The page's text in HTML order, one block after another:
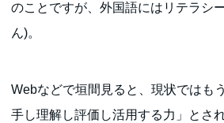
のことですが、外国語にはリテラシ
ん)。
Webなどで垣間見ると、現状ではも
手し理解し評価し活用する力」とさ